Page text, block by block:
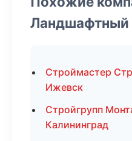
Ландшафтный
Строймастер
Ижевск
Стройгрупп
Калининград